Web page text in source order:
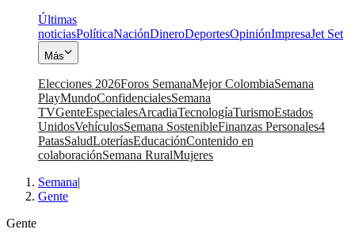
Últimas
noticiasPolíticaNaciónDineroDeportesOpiniónImpresaJet Set
Más
Elecciones 2026Foros SemanaMejor ColombiaSemana
PlayMundoConfidencialesSemana
TVGenteEspecialesArcadiaTecnologíaTurismoEstados
UnidosVehículosSemana SostenibleFinanzas Personales4
PatasSaludLoteríasEducaciónContenido en
colaboraciónSemana RuralMujeres
Semana|
Gente
Gente